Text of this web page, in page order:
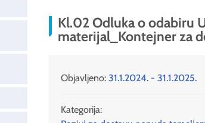
Kl.02 Odluka o odabiru
materijal_Kontejner za
Objavljeno: 31.1.2024. - 31.1.2025.
Kategorija: